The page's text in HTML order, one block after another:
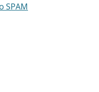
SPAM